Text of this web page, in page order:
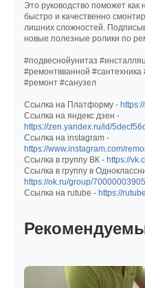
Это руководство поможет
быстро и качественно
лишних сложностей.
новые полезные ролики по
#подвеснойунитаз
#ремонтвванной #сантехника
#ремонт #санузел
Ссылка на Платформу -
Ссылка на яндекс дзен -
https://zen.yandex.ru/id/
Ссылка на instagram -
https://www.instagram.com/
Ссылка в группу ВК - https://
Ссылка в группу в
https://ok.ru/group/
Ссылка на rutube - https://